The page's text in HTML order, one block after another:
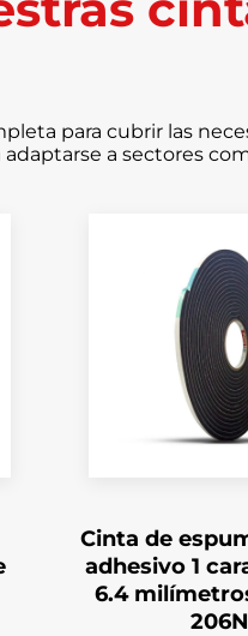
para cubrir las
adaptarse a sectores
Cinta de
adhesivo 1
6.4
206N